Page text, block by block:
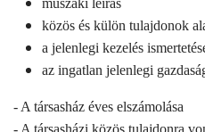
műszaki leírás
közös és külön tulajdonok
a jelenlegi kezelés
az ingatlan jelenlegi
- A társasház éves elszámolása
- A társasházi közös tulajdonra